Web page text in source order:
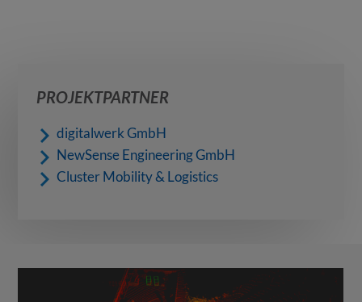
PROJEKTPARTNER
digitalwerk GmbH
NewSense Engineering GmbH
Cluster Mobility & Logistics